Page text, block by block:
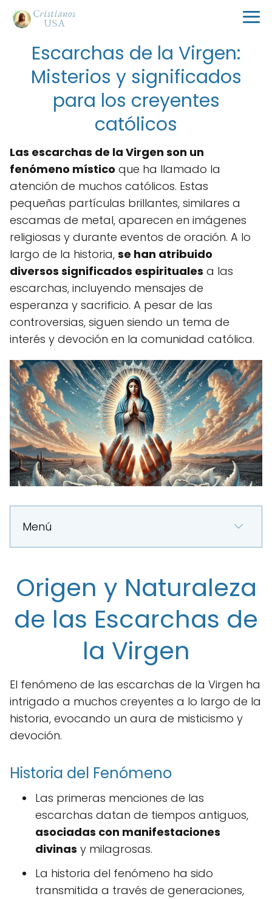
Escarchas de la Virgen:
Misterios y significados
para los creyentes
católicos
Las escarchas de la Virgen son un
fenómeno místico que ha llamado la
atención de muchos católicos. Estas
pequeñas partículas brillantes, similares a
escamas de metal, aparecen en imágenes
religiosas y durante eventos de oración. A lo
largo de la historia, se han atribuido
diversos significados espirituales a las
escarchas, incluyendo mensajes de
esperanza y sacrificio. A pesar de las
controversias, siguen siendo un tema de
interés y devoción en la comunidad católica.
Menú
Origen y Naturaleza
de las Escarchas de
la Virgen
El fenómeno de las escarchas de la Virgen ha
intrigado a muchos creyentes a lo largo de la
historia, evocando un aura de misticismo y
devoción.
Historia del Fenómeno
Las primeras menciones de las
escarchas datan de tiempos antiguos,
asociadas con manifestaciones
divinas y milagrosas.
La historia del fenómeno ha sido
transmitida a través de generaciones,